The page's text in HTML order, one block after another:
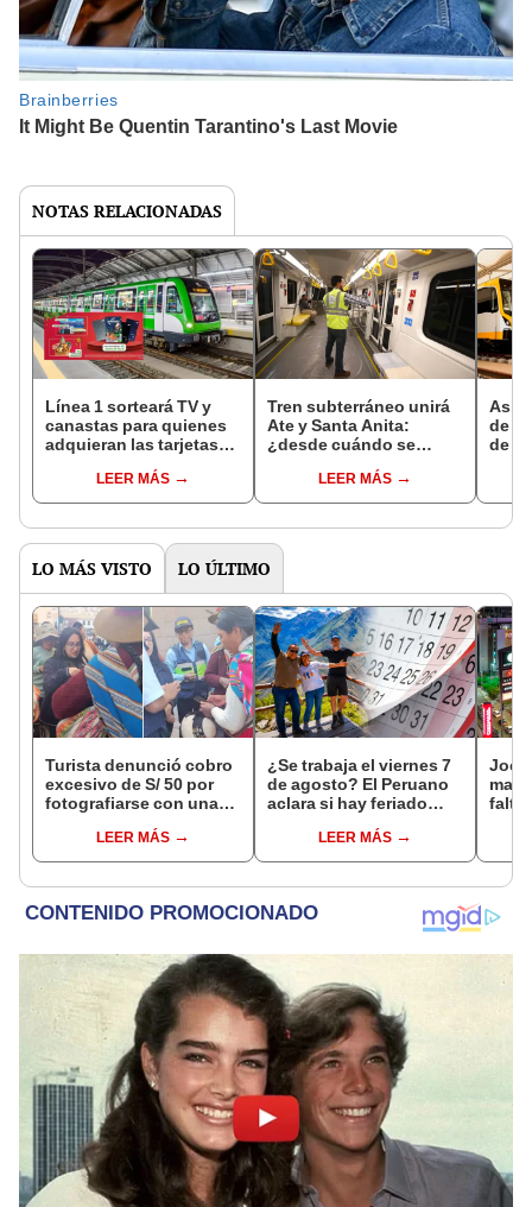
NOTAS RELACIONADAS
Línea 1 sorteará TV y
canastas para quienes
adquieran las tarjetas
participar?LEER MÁS
Tren subterráneo unirá
Ate y Santa Anita:
¿desde cuándo se
marcha blanca?
LEER MÁS
Así
de la
de
LO MÁS VISTO LO ÚLTIMO
Turista denunció cobro
excesivo de S/ 50 por
fotografiarse con una
Serenazgo recuperó el
dinero
LEER MÁS
¿Se trabaja el viernes 7
de agosto? El Peruano
aclara si hay feriado
del 6 de agosto
LEER MÁS
falta